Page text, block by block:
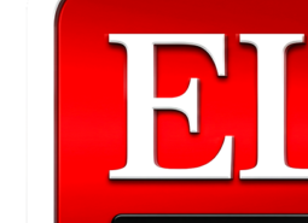
[ 2 julio, 2024 ]
INMIGRACIÓN